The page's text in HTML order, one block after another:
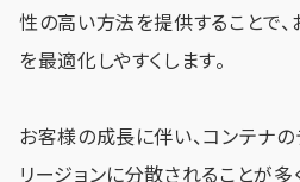
性の高い方法を提供することで、
を最適化しやすくします。
お客様の成長に伴い、コンテナ
リージョンに分散されることが多